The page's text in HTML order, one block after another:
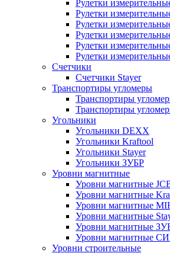
Рулетки
Рулетки
Рулетки
Рулетки
Рулетки
Рулетки
Счетчики
Счетчики Stayer
Транспортиры угломеры
Транспортиры
Транспортиры
Угольники
Угольники DEXX
Угольники Kraftool
Угольники Stayer
Угольники ЗУБР
Уровни магнитные
Уровни магнитные
Уровни магнитные
Уровни магнитные
Уровни магнитные
Уровни магнитные
Уровни магнитные
Уровни строительные